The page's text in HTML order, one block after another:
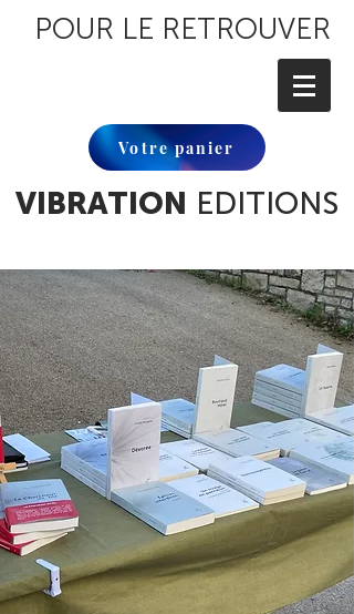
POUR LE RETROUVER
Votre panier
VIBRATION EDITIONS